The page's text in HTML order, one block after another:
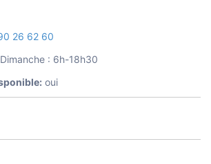
26 62 60
: 6h-18h30
oui